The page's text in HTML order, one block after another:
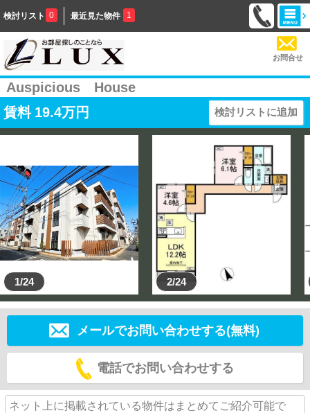
検討リスト 0 最近見た物件 1
お問合せ
Auspicious House
賃料 19.4万円 検討リストに追加
1/24 2/24
メールでお問い合わせする(無料)
電話でお問い合わせする
ネット上に掲載されている物件はまとめてご紹介可能で